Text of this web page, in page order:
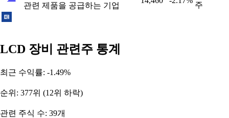
관련 제품을 공급하는 기업
주
LCD 장비 관련주 통계
최근 수익률: -1.49%
순위: 377위 (12위 하락)
관련 주식 수: 39개